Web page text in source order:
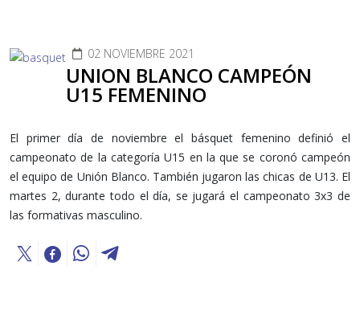
02 NOVIEMBRE 2021
UNION BLANCO CAMPEÓN
U15 FEMENINO
El primer día de noviembre el básquet femenino definió el
campeonato de la categoría U15 en la que se coronó campeón
el equipo de Unión Blanco. También jugaron las chicas de U13. El
martes 2, durante todo el día, se jugará el campeonato 3x3 de
las formativas masculino.